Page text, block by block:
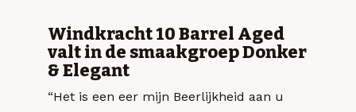
Windkracht 10 Barrel Aged
valt in de smaakgroep Donker
& Elegant
“Het is een eer mijn Beerlijkheid aan u